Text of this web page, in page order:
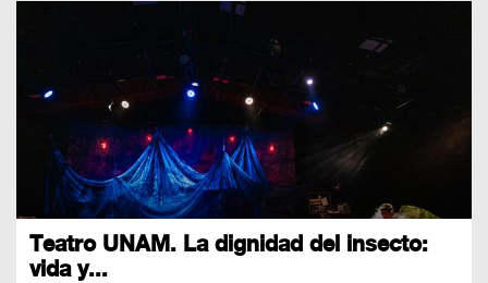
Teatro UNAM. La dignidad del insecto:
vida y...